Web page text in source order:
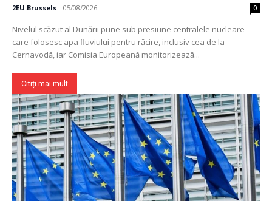
2EU.Brussels - 05/08/2026 0
Nivelul scăzut al Dunării pune sub presiune centralele nucleare
care folosesc apa fluviului pentru răcire, inclusiv cea de la
Cernavodă, iar Comisia Europeană monitorizează...
Citiți mai mult